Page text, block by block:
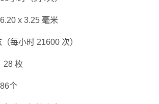
x 3.25 毫米
每小时 21600 次）
28 枚
个